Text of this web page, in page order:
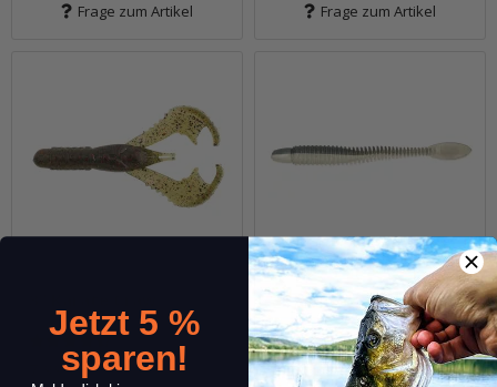
Frage zum Artikel Frage zum Artikel
7,99 € *
3" Ribster
(2)
6,99 €*
Jetzt 5 %
sparen!